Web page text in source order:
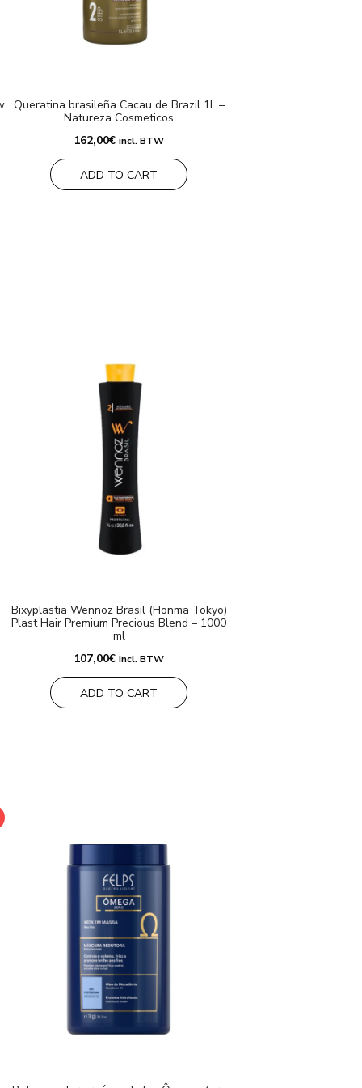
Queratina brasileña Cacau de Brazil 1L –
Natureza Cosmeticos
162,00€ incl. BTW
ADD TO CART
Bixyplastia Wennoz Brasil (Honma Tokyo)
Plast Hair Premium Precious Blend – 1000
ml
107,00€ incl. BTW
ADD TO CART